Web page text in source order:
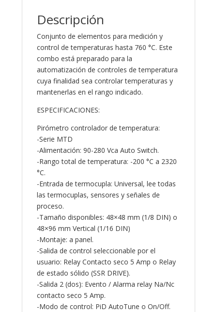
Descripción
Conjunto de elementos para medición y
control de temperaturas hasta 760 °C. Este
combo está preparado para la
automatización de controles de temperatura
cuya finalidad sea controlar temperaturas y
mantenerlas en el rango indicado.
ESPECIFICACIONES:
Pirómetro controlador de temperatura:
-Serie MTD
-Alimentación: 90-280 Vca Auto Switch.
-Rango total de temperatura: -200 °C a 2320
°C.
-Entrada de termocupla: Universal, lee todas
las termocuplas, sensores y señales de
proceso.
-Tamaño disponibles: 48×48 mm (1/8 DIN) o
48×96 mm Vertical (1/16 DIN)
-Montaje: a panel.
-Salida de control seleccionable por el
usuario: Relay Contacto seco 5 Amp o Relay
de estado sólido (SSR DRIVE).
-Salida 2 (dos): Evento / Alarma relay Na/Nc
contacto seco 5 Amp.
-Modo de control: PiD AutoTune o On/Off.